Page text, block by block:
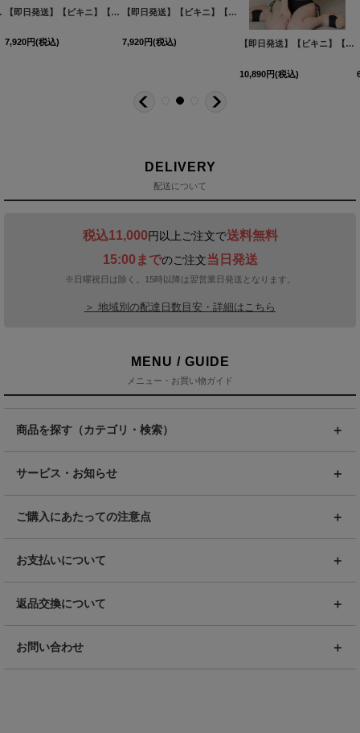
[N6024HW-2]
ト[FB01] [ MG-H001-21MY]
【即日発送】【ビキニ】【水着小物：ビーチバッグ】ショルダーチェーン付き/ ランタン編み/ スクエアかごバッグ[FB01]
7,920円(税込)
【即日発送】【ビキニ】【水着小物：ビーチバッグ】ショルダーチェーン付き/ ランタン編み/ スクエアかごバッグ[FB01]
7,920円(税込) 【即日発送】【ビキニ】【水着】チュールリボン バストアップ ビキニ 2点セット[FB01]
10,890円(税込)
DELIVERY
配送について
税込11,000円以上ご注文で送料無料
15:00までのご注文当日発送
※日曜祝日は除く。15時以降は翌営業日発送となります。
＞ 地域別の配達日数目安・詳細はこちら
MENU / GUIDE
メニュー・お買い物ガイド
商品を探す（カテゴリ・検索）
サービス・お知らせ
ご購入にあたっての注意点
お支払いについて
返品交換について
お問い合わせ